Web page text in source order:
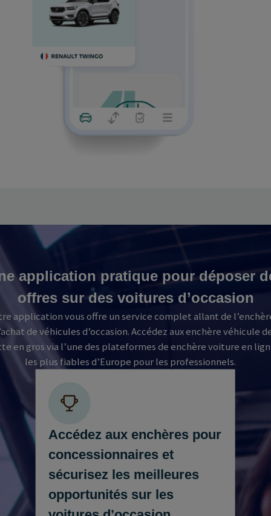
application pratique pour déposer
offres sur des voitures d’occasion
application vous offre un service complet allant de
de véhicules d’occasion. Accédez aux enchère véhicule
en gros via l’une des plateformes de enchère voiture en
les plus fiables d’Europe pour les professionnels.
Accédez aux enchères pour
concessionnaires et
sécurisez les meilleures
opportunités sur les